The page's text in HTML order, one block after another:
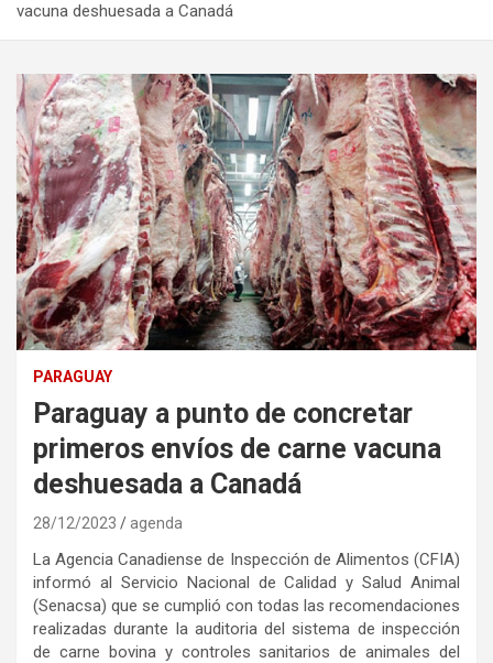
vacuna deshuesada a Canadá
PARAGUAY
Paraguay a punto de concretar
primeros envíos de carne vacuna
deshuesada a Canadá
28/12/2023 agenda
La Agencia Canadiense de Inspección de Alimentos (CFIA)
informó al Servicio Nacional de Calidad y Salud Animal
(Senacsa) que se cumplió con todas las recomendaciones
realizadas durante la auditoria del sistema de inspección
de carne bovina y controles sanitarios de animales del